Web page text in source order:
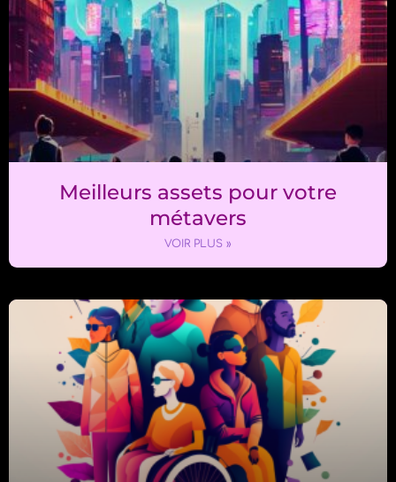
Meilleurs assets pour votre
métavers
VOIR PLUS »